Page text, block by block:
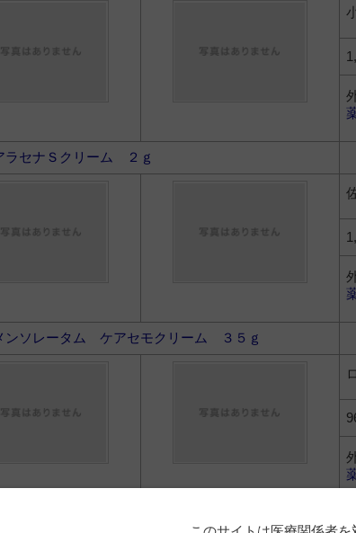
ラセナＳクリーム ２ｇ
ンソレータム ケアセモクリーム ３５ｇ